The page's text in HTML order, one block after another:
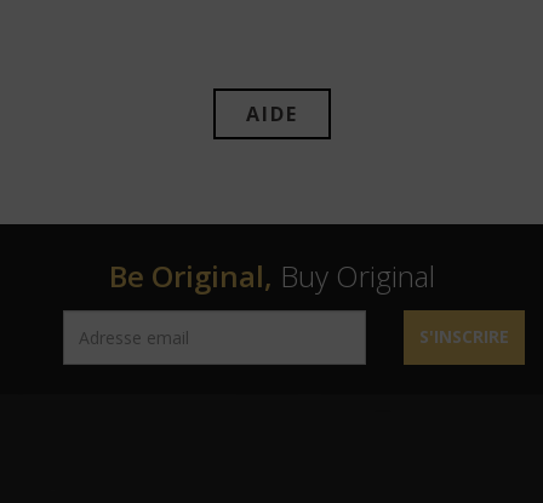
AIDE
Be Original, Buy Original
S'INSCRIRE